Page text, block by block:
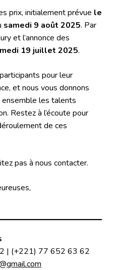
prix, initialement prévue le
samedi 9 août 2025. Par
et l’annonce des
19 juillet 2025.
pour leur
et nous vous donnons
les talents
Restez à l’écoute pour
de ces
pas à nous contacter.
| (+221) 77 652 63 62